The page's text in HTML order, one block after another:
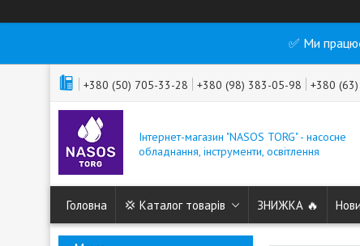
✅ Ми
+380 (50) 705-33-28 +380 (98) 383-05-98 +380
Інтернет-магазин "NASOS TORG" - насосне
обладнання, інструменти, освітлення
Головна 💢 Каталог товарів ЗНИЖКА 🔥